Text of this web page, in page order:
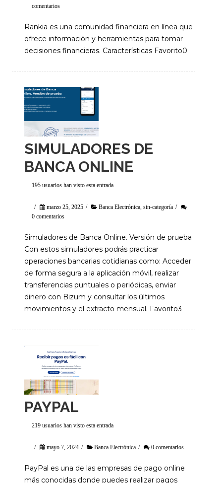
comentarios
Rankia es una comunidad financiera en línea que
ofrece información y herramientas para tomar
decisiones financieras. Características Favorito0
SIMULADORES DE
BANCA ONLINE
195 usuarios han visto esta entrada
/ marzo 25, 2025 / Banca Electrónica sin-categoría /
0 comentarios
Simuladores de Banca Online. Versión de prueba
Con estos simuladores podrás practicar
operaciones bancarias cotidianas como: Acceder
de forma segura a la aplicación móvil, realizar
transferencias puntuales o periódicas, enviar
dinero con Bizum y consultar los últimos
movimientos y el extracto mensual. Favorito3
PAYPAL
219 usuarios han visto esta entrada
/ mayo 7, 2024 / Banca Electrónica / 0 comentarios
PayPal es una de las empresas de pago online
más conocidas donde puedes realizar pagos